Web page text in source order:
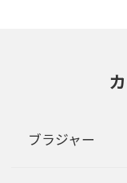
ブラジャー